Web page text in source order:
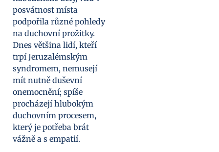
posvátnost místa
podpořila různé pohledy
na duchovní prožitky.
Dnes většina lidí, kteří
trpí Jeruzalémským
syndromem, nemusejí
mít nutně duševní
onemocnění; spíše
procházejí hlubokým
duchovním procesem,
který je potřeba brát
vážně a s empatií.